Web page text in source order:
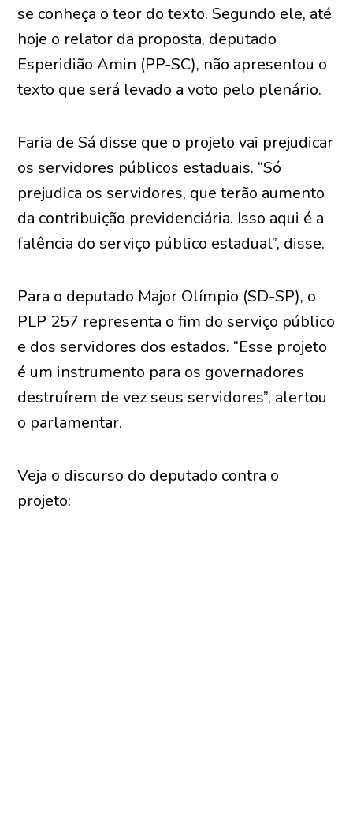
se conheça o teor do texto. Segundo ele, até
hoje o relator da proposta, deputado
Esperidião Amin (PP-SC), não apresentou o
texto que será levado a voto pelo plenário.
Faria de Sá disse que o projeto vai prejudicar
os servidores públicos estaduais. “Só
prejudica os servidores, que terão aumento
da contribuição previdenciária. Isso aqui é a
falência do serviço público estadual”, disse.
Para o deputado Major Olímpio (SD-SP), o
PLP 257 representa o fim do serviço público
e dos servidores dos estados. “Esse projeto
é um instrumento para os governadores
destruírem de vez seus servidores”, alertou
o parlamentar.
Veja o discurso do deputado contra o
projeto: